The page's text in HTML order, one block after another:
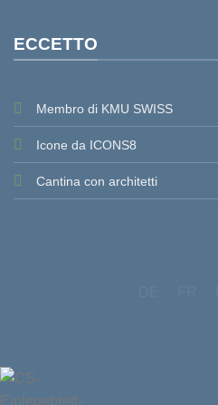
ECCETTO
Membro di KMU SWISS
Icone da ICONS8
Cantina con architetti